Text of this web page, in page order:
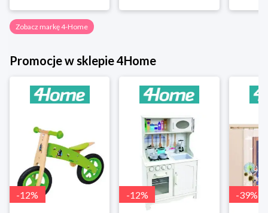
Zobacz markę 4-Home
Promocje w sklepie 4Home
-12% -12% -39%